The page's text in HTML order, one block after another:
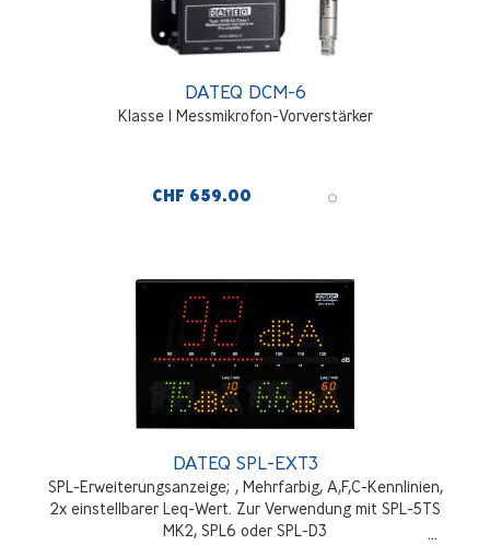
DATEQ DCM-6
Klasse I Messmikrofon-Vorverstärker
CHF 659.00
DATEQ SPL-EXT3
SPL-Erweiterungsanzeige; , Mehrfarbig, A,F,C-Kennlinien,
2x einstellbarer Leq-Wert. Zur Verwendung mit SPL-5TS
MK2, SPL6 oder SPL-D3